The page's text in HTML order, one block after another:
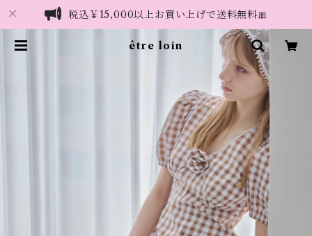
税込￥15,000以上お買い上げで送料無料🎀
être loin